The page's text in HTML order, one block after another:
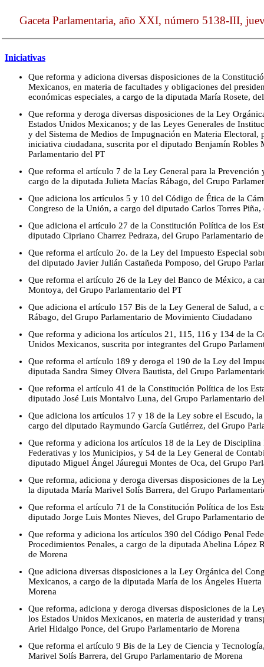
Gaceta Parlamentaria, año XXI, número 5138-III,
Iniciativas
Que reforma y adiciona diversas disposiciones de la
Mexicanos, en materia de facultades y obligaciones del
económicas especiales, a cargo de la diputada María Rosete,
Que reforma y deroga diversas disposiciones de la Ley
Estados Unidos Mexicanos; y de las Leyes Generales de
y del Sistema de Medios de Impugnación en Materia
iniciativa ciudadana, suscrita por el diputado Benjamín Robles
Parlamentario del PT
Que reforma el artículo 7 de la Ley General para la Prevención
cargo de la diputada Julieta Macías Rábago, del Grupo
Que adiciona los artículos 5 y 10 del Código de Ética de la
Congreso de la Unión, a cargo del diputado Carlos Torres
Que adiciona el artículo 27 de la Constitución Política de los
diputado Cipriano Charrez Pedraza, del Grupo Parlamentario
Que reforma el artículo 2o. de la Ley del Impuesto Especial
del diputado Javier Julián Castañeda Pomposo, del Grupo
Que reforma el artículo 26 de la Ley del Banco de México, a
Montoya, del Grupo Parlamentario del PT
Que adiciona el artículo 157 Bis de la Ley General de Salud, a
Rábago, del Grupo Parlamentario de Movimiento Ciudadano
Que reforma y adiciona los artículos 21, 115, 116 y 134 de la
Unidos Mexicanos, suscrita por integrantes del Grupo
Que reforma el artículo 189 y deroga el 190 de la Ley del
diputada Sandra Simey Olvera Bautista, del Grupo
Que reforma el artículo 41 de la Constitución Política de los
diputado José Luis Montalvo Luna, del Grupo Parlamentario
Que adiciona los artículos 17 y 18 de la Ley sobre el Escudo,
cargo del diputado Raymundo García Gutiérrez, del Grupo
Que reforma y adiciona los artículos 18 de la Ley de Disciplina
Federativas y los Municipios, y 54 de la Ley General de
diputado Miguel Ángel Jáuregui Montes de Oca, del Grupo
Que reforma, adiciona y deroga diversas disposiciones de la
la diputada María Marivel Solís Barrera, del Grupo
Que reforma el artículo 71 de la Constitución Política de los
diputado Jorge Luis Montes Nieves, del Grupo Parlamentario
Que reforma y adiciona los artículos 390 del Código Penal
Procedimientos Penales, a cargo de la diputada Abelina López
de Morena
Que adiciona diversas disposiciones a la Ley Orgánica del
Mexicanos, a cargo de la diputada María de los Ángeles
Morena
Que reforma, adiciona y deroga diversas disposiciones de la
los Estados Unidos Mexicanos, en materia de austeridad y
Ariel Hidalgo Ponce, del Grupo Parlamentario de Morena
Que reforma el artículo 9 Bis de la Ley de Ciencia y
Marivel Solís Barrera, del Grupo Parlamentario de Morena